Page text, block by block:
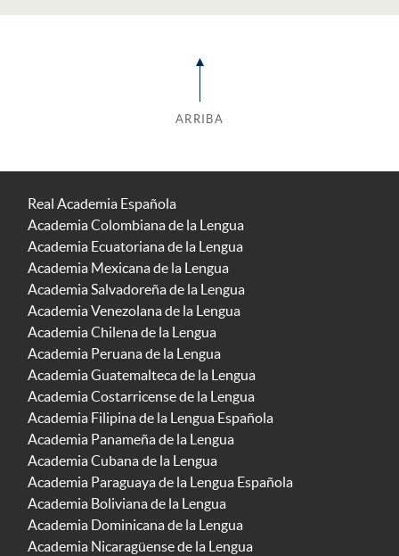
ARRIBA
Real Academia Española
Academia Colombiana de la Lengua
Academia Ecuatoriana de la Lengua
Academia Mexicana de la Lengua
Academia Salvadoreña de la Lengua
Academia Venezolana de la Lengua
Academia Chilena de la Lengua
Academia Peruana de la Lengua
Academia Guatemalteca de la Lengua
Academia Costarricense de la Lengua
Academia Filipina de la Lengua Española
Academia Panameña de la Lengua
Academia Cubana de la Lengua
Academia Paraguaya de la Lengua Española
Academia Boliviana de la Lengua
Academia Dominicana de la Lengua
Academia Nicaragüense de la Lengua